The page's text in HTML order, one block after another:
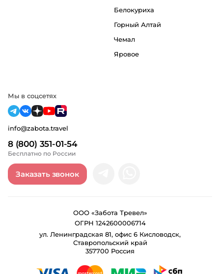
Белокуриха
Горный Алтай
Чемал
Яровое
8 (800) 351-01-54
Бесплатно по России
info@zabota.travel
Заказать звонок
Мы в соцсетях
ООО «Забота Тревел»
ОГРН 1242600006714
ул. Ленинградская 81, офис 6 Кисловодск,
Ставропольский край
357700 Россия